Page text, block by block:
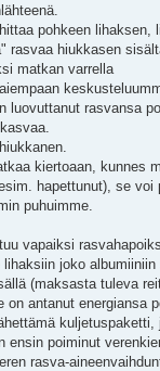
pohkeen lihaksen,
rasvaa hiukkasen
matkan varrella
luovuttanut rasvansa
kiertoaan, kunnes
hapettunut), se voi
puhuimme.
vapaiksi
joko
(maksasta tuleva
antanut energiansa
ensin poiminut
rasva-